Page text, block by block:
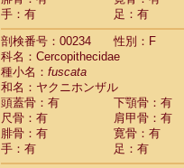
手：有
足：有
剖検番号：00234
性別：F
科名：Cercopithecidae
種小名： fuscata
和名：ヤクニホンザル
頭蓋骨：有
下顎骨：有
尺骨：有
肩甲骨：有
腓骨：有
寛骨：有
手：有
足：有